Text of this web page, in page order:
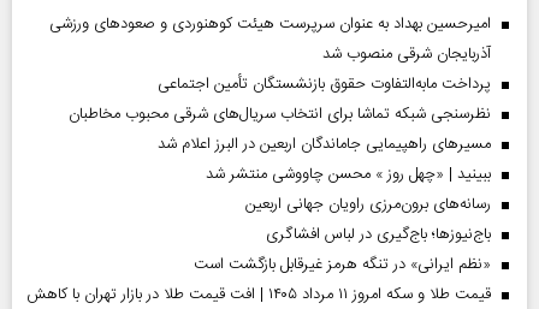
امیرحسین بهداد به عنوان سرپرست هیئت کوهنوردی و صعودهای ورزشی
آذربایجان شرقی منصوب شد
پرداخت مابه‌التفاوت حقوق بازنشستگان تأمین اجتماعی
نظرسنجی شبکه تماشا برای انتخاب سریال‌های شرقی محبوب مخاطبان
مسیر‌های راهپیمایی جاماندگان اربعین در البرز اعلام شد
ببینید | «چهل روز » محسن چاووشی منتشر شد
رسانه‌های برون‌مرزی راویان جهانی اربعین
باج‌نیوزها؛ باج‌گیری در لباس افشاگری
«نظم ایرانی» در تنگه هرمز غیرقابل بازگشت است
قیمت طلا و سکه امروز ۱۱ مرداد ۱۴۰۵ | افت قیمت طلا در بازار تهران با کاهش